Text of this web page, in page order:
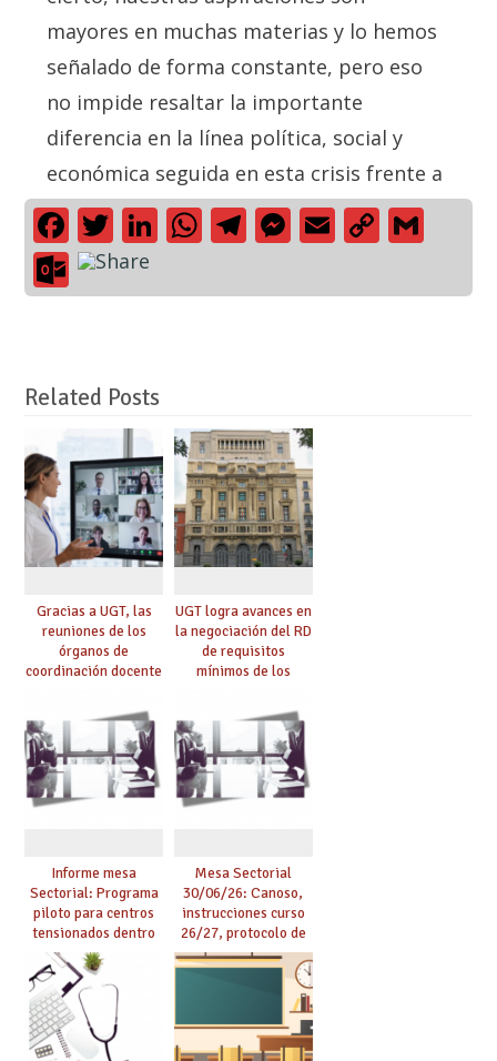
Related Posts
Gracias a UGT, las
reuniones de los
órganos de
coordinación docente
de manera
telemática, sin exigir
presencialidad en el
centro
UGT logra avances en
la negociación del RD
de requisitos
mínimos de los
exige al Ministerio
que los compromisos
se materialicen con
la mayor agilidad
posible
Informe mesa
Sectorial: Programa
piloto para centros
tensionados dentro
del marco del
Acuerdo de Mejoras y
evaluación del curso
25/26
Mesa Sectorial
30/06/26: Canoso,
instrucciones curso
26/27, protocolo de
agresiones.